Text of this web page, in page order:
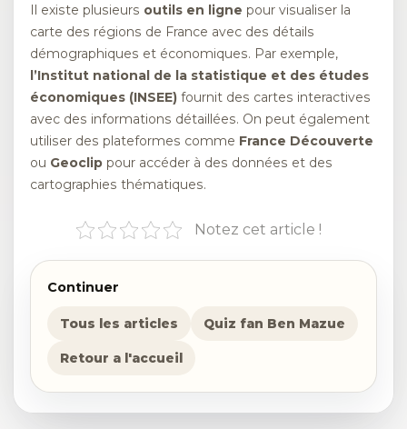
Il existe plusieurs outils en ligne pour visualiser la
carte des régions de France avec des détails
démographiques et économiques. Par exemple,
l’Institut national de la statistique et des études
économiques (INSEE) fournit des cartes interactives
avec des informations détaillées. On peut également
utiliser des plateformes comme France Découverte
ou Geoclip pour accéder à des données et des
cartographies thématiques.
Notez cet article !
Continuer
Tous les articles Quiz fan Ben Mazue
Retour a l'accueil